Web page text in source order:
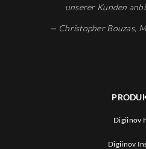
unserer Kunden
— Christopher Bouzas,
Digiinov
Digiinov